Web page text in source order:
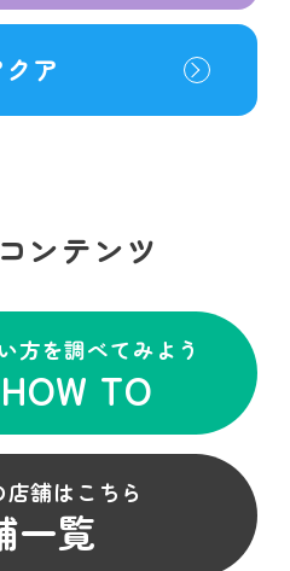
ア
ンテンツ
方を調べてみよう
TO
舗はこちら
一覧